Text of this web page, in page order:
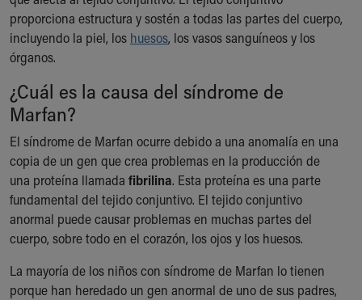
Ronald McDonald House Care Mobile
Health Centers
Symptom Checker
Financial Services
Price Estimates
Family Supports
Sports Health Services Provider for Akron Zips
New Parents
Find a Pediatrics Location
Find a Pediatrician
MyChart
Make an Appointment
Breastfeeding Medicine
Child Passenger Safety
Safe Sleep for Babies
proporciona estructura y sostén a todas las partes del cuerpo,
incluyendo la piel, los huesos, los vasos sanguíneos y los
órganos.
¿Cuál es la causa del síndrome de
Marfan?
El síndrome de Marfan ocurre debido a una anomalía en una
copia de un gen que crea problemas en la producción de
una proteína llamada fibrilina. Esta proteína es una parte
fundamental del tejido conjuntivo. El tejido conjuntivo
anormal puede causar problemas en muchas partes del
cuerpo, sobre todo en el corazón, los ojos y los huesos.
La mayoría de los niños con síndrome de Marfan lo tienen
porque han heredado un gen anormal de uno de sus padres,